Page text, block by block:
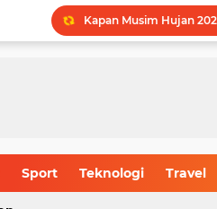
Kapan Musim Hujan
LPDP STEM Industri
Batas Usia Maksimal
Sport Teknologi Travel